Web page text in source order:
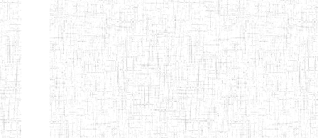
Afficher Page 13 sur 13 Total: 307
Début Préc. 4 5 6 7 8
9
13
Suivant Fin
MUNDEMBA